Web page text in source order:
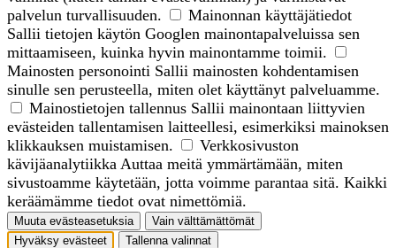
palvelun turvallisuuden.
Mainonnan käyttäjätiedot
Sallii tietojen käytön Googlen mainontapalveluissa sen
mittaamiseen, kuinka hyvin mainontamme toimii.
Mainosten personointi Sallii mainosten kohdentamisen
sinulle sen perusteella, miten olet käyttänyt palveluamme.
Mainostietojen tallennus Sallii mainontaan liittyvien
evästeiden tallentamisen laitteellesi, esimerkiksi mainoksen
klikkauksen muistamisen.
Verkkosivuston
kävijäanalytiikka Auttaa meitä ymmärtämään, miten
sivustoamme käytetään, jotta voimme parantaa sitä. Kaikki
keräämämme tiedot ovat nimettömiä.
Muuta evästeasetuksia
Vain välttämättömät
Hyväksy evästeet
Tallenna valinnat